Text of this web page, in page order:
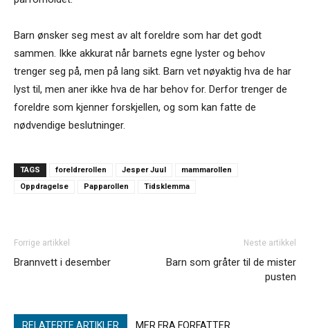
Barn ønsker seg mest av alt foreldre som har det godt
sammen. Ikke akkurat når barnets egne lyster og behov
trenger seg på, men på lang sikt. Barn vet nøyaktig hva de har
lyst til, men aner ikke hva de har behov for. Derfor trenger de
foreldre som kjenner forskjellen, og som kan fatte de
nødvendige beslutninger.
TAGS foreldrerollen Jesper Juul
mammarollen
Oppdragelse
Papparollen Tidsklemma
Forrige artikkel
Brannvett i desember
Neste artikkel
Barn som gråter til de mister
pusten
RELATERTE ARTIKLER MER FRA FORFATTER